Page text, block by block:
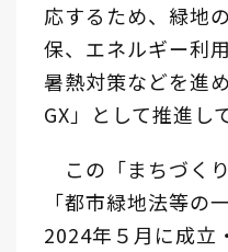
応するため、緑地
保、エネルギー利
暑熱対策などを進
GX」として推進し
この「まちづくり
「都市緑地法等の
2024年５月に成立